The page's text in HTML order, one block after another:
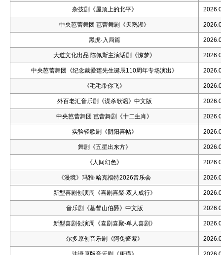
杂技剧《屋顶上的北平》
中央芭蕾舞团 芭蕾舞剧《天鹅湖》
黑虎·入局篇
大道文化出品 陈佩斯主演话剧《惊梦》
中央芭蕾舞团《纪念戴爱莲先生诞辰110周年专场演出》
《毛毛带你飞》
外百老汇音乐剧《谋杀歌谣》中文版
中央芭蕾舞团 芭蕾舞剧《十二生肖》
实验轻歌剧《阴阳喜帖》
舞剧《五星出东方》
《人间幻色》
《漫境》玛雅·哈克福特2026音乐会
新型喜剧创演周《喜剧喜聚-双人成行》
音乐剧《基督山伯爵》中文版
新型喜剧创演周《喜剧喜聚-单人喜剧》
尔多原创音乐剧《阿兔酱紫》